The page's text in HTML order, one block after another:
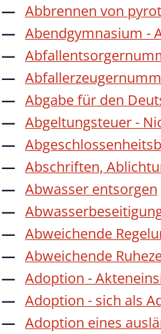
Abbrennen von
Abendgymnasium -
Abgabe für den
Abgeltungsteuer -
Abschriften,
Abwasser entsorgen
Abweichende
Abweichende
Adoption -
Adoption - sich als
Adoption eines